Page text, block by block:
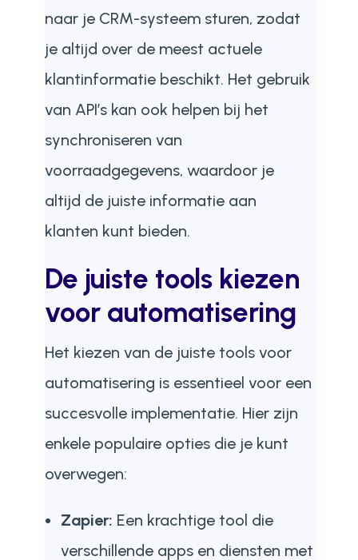
naar je CRM-systeem sturen, zodat
je altijd over de meest actuele
klantinformatie beschikt. Het gebruik
van API’s kan ook helpen bij het
synchroniseren van
voorraadgegevens, waardoor je
altijd de juiste informatie aan
klanten kunt bieden.
De juiste tools kiezen
voor automatisering
Het kiezen van de juiste tools voor
automatisering is essentieel voor een
succesvolle implementatie. Hier zijn
enkele populaire opties die je kunt
overwegen:
Zapier: Een krachtige tool die
verschillende apps en diensten met